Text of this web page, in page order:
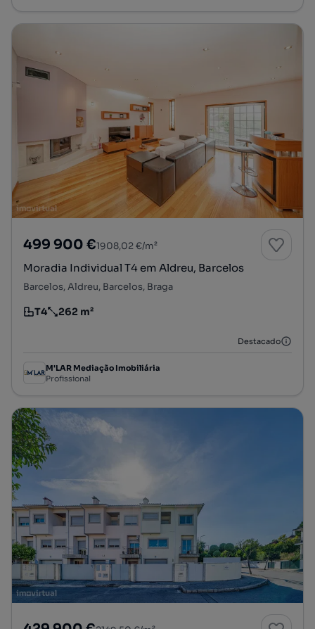
499 900 €1908,02 €/m²
Moradia Individual T4 em Aldreu, Barcelos
Barcelos, Aldreu, Barcelos, Braga
Tipologia
T4
Preço por metro quadrado
262 m²
Destacado
M'LAR Mediação Imobiliária
Profissional